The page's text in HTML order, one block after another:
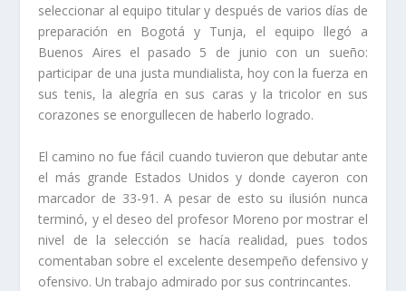
seleccionar al equipo titular y después de varios días de
preparación en Bogotá y Tunja, el equipo llegó a
Buenos Aires el pasado 5 de junio con un sueño:
participar de una justa mundialista, hoy con la fuerza en
sus tenis, la alegría en sus caras y la tricolor en sus
corazones se enorgullecen de haberlo logrado.
El camino no fue fácil cuando tuvieron que debutar ante
el más grande Estados Unidos y donde cayeron con
marcador de 33-91. A pesar de esto su ilusión nunca
terminó, y el deseo del profesor Moreno por mostrar el
nivel de la selección se hacía realidad, pues todos
comentaban sobre el excelente desempeño defensivo y
ofensivo. Un trabajo admirado por sus contrincantes.